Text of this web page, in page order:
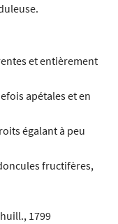
et entièrement
apétales et en
égalant à peu
fructifères,